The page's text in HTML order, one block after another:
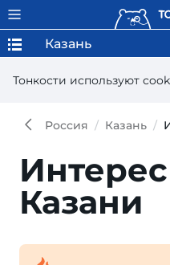
Тонкости используют
Казань
Россия Казань
Казани